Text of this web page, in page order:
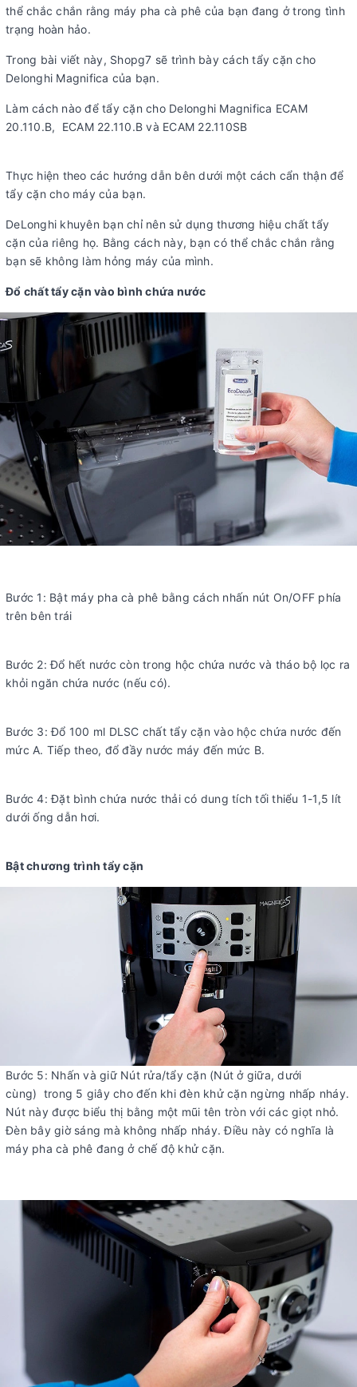
thể chắc chắn rằng máy pha cà phê của bạn đang ở trong tình
trạng hoàn hảo.
Trong bài viết này, Shopg7 sẽ trình bày cách tẩy cặn cho
Delonghi Magnifica của bạn.
Làm cách nào để tẩy cặn cho Delonghi Magnifica ECAM
20.110.B, ECAM 22.110.B và ECAM 22.110SB
Thực hiện theo các hướng dẫn bên dưới một cách cẩn thận để
tẩy cặn cho máy của bạn.
DeLonghi khuyên bạn chỉ nên sử dụng thương hiệu chất tẩy
cặn của riêng họ. Bằng cách này, bạn có thể chắc chắn rằng
bạn sẽ không làm hỏng máy của mình.
Đổ chất tẩy cặn vào bình chứa nước
Bước 1: Bật máy pha cà phê bằng cách nhấn nút On/OFF phía
trên bên trái
Bước 2: Đổ hết nước còn trong hộc chứa nước và tháo bộ lọc ra
khỏi ngăn chứa nước (nếu có).
Bước 3: Đổ 100 ml DLSC chất tẩy cặn vào hộc chứa nước đến
mức A. Tiếp theo, đổ đầy nước máy đến mức B.
Bước 4: Đặt bình chứa nước thải có dung tích tối thiểu 1-1,5 lít
dưới ống dẫn hơi.
Bật chương trình tẩy cặn
Bước 5: Nhấn và giữ Nút rửa/tẩy cặn (Nút ở giữa, dưới
cùng) trong 5 giây cho đến khi đèn khử cặn ngừng nhấp nháy.
Nút này được biểu thị bằng một mũi tên tròn với các giọt nhỏ.
Đèn bây giờ sáng mà không nhấp nháy. Điều này có nghĩa là
máy pha cà phê đang ở chế độ khử cặn.